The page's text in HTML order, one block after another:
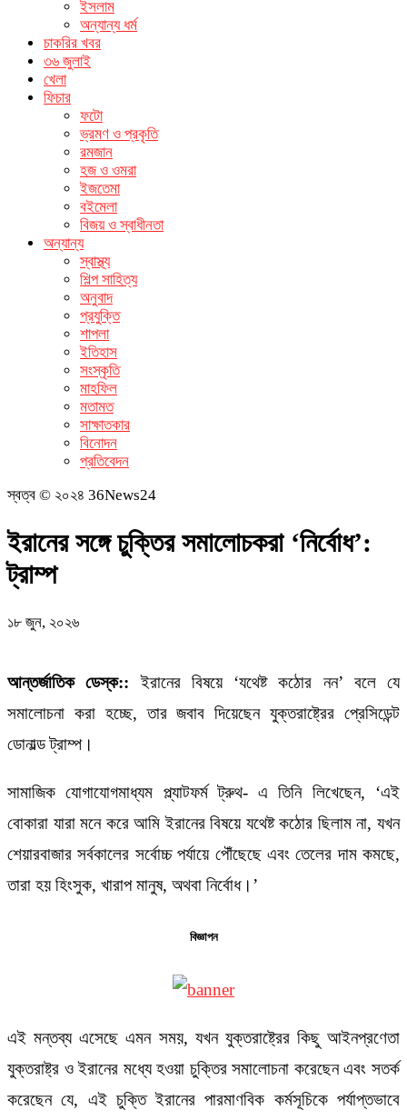
ইসলাম
অন্যান্য ধর্ম
চাকরির খবর
৩৬ জুলাই
খেলা
ফিচার
ফটো
ভ্রমণ ও প্রকৃতি
রমজান
হজ ও ওমরা
ইজতেমা
বইমেলা
বিজয় ও স্বাধীনতা
অন্যান্য
স্বাস্থ্য
শিল্প সাহিত্য
অনুবাদ
প্রযুক্তি
শাপলা
ইতিহাস
সংস্কৃতি
মাহফিল
মতামত
সাক্ষাতকার
বিনোদন
প্রতিবেদন
স্বত্ব © ২০২৪ 36News24
ইরানের সঙ্গে চুক্তির সমালোচকরা ‘নির্বোধ’:
ট্রাম্প
১৮ জুন, ২০২৬
আন্তর্জাতিক ডেস্ক::ইরানের বিষয়ে ‌‘যথেষ্ট কঠোর নন’ বলে যে
সমালোচনা করা হচ্ছে, তার জবাব দিয়েছেন যুক্তরাষ্ট্রের প্রেসিডেন্ট
ডোনাল্ড ট্রাম্প।
সামাজিক যোগাযোগমাধ্যম প্ল্যাটফর্ম ট্রুথ- এ তিনি লিখেছেন, ‘এই
বোকারা যারা মনে করে আমি ইরানের বিষয়ে যথেষ্ট কঠোর ছিলাম না, যখন
শেয়ারবাজার সর্বকালের সর্বোচ্চ পর্যায়ে পৌঁছেছে এবং তেলের দাম কমছে,
তারা হয় হিংসুক, খারাপ মানুষ, অথবা নির্বোধ।’
বিজ্ঞাপন
এই মন্তব্য এসেছে এমন সময়, যখন যুক্তরাষ্ট্রের কিছু আইনপ্রণেতা
যুক্তরাষ্ট্র ও ইরানের মধ্যে হওয়া চুক্তির সমালোচনা করেছেন এবং সতর্ক
করেছেন যে, এই চুক্তি ইরানের পারমাণবিক কর্মসূচিকে পর্যাপ্তভাবে